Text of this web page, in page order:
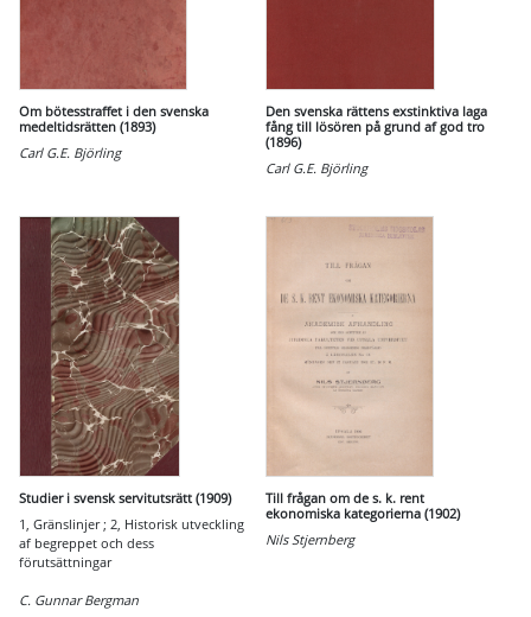
Om bötesstraffet i den svenska
medeltidsrätten (1893)
Carl G.E. Björling
Den svenska rättens exstinktiva laga
fång till lösören på grund af god tro
(1896)
Carl G.E. Björling
Studier i svensk servitutsrätt (1909)
1, Gränslinjer ; 2, Historisk utveckling
af begreppet och dess
förutsättningar
C. Gunnar Bergman
Till frågan om de s. k. rent
ekonomiska kategorierna (1902)
Nils Stjernberg